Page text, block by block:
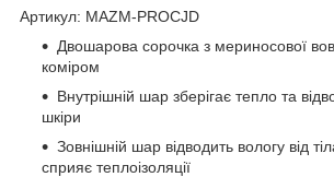
Артикул: MAZM-PROCJD
Двошарова сорочка з мериносової
коміром
Внутрішній шар зберігає тепло та
шкіри
Зовнішній шар відводить вологу від
сприяє теплоізоляції